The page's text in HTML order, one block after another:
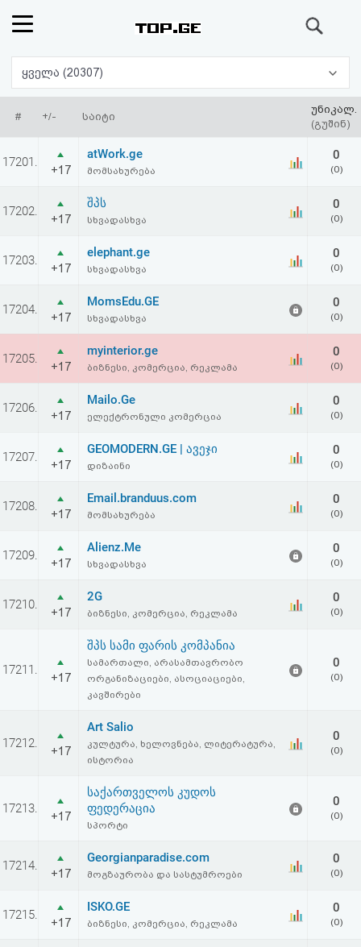
რეიტინგი
(მთავარი)
ფოსტა
პასუხი
ავტორიზაცია
რეგისტრაცია
აღდგენა
HTML
კოდი
შეთანხმება
და
უარყოფა
ყველა (20307)
# +/- საიტი
უნიკალ.
(გუშინ)
17201.
+17
atWork.ge
მომსახურება
0
(0)
17202.
+17
შპს
სხვადასხვა
0
(0)
17203.
+17
elephant.ge
სხვადასხვა
0
(0)
17204.
+17
MomsEdu.GE
სხვადასხვა
0
(0)
17205.
+17
myinterior.ge
ბიზნესი, კომერცია, რეკლამა
0
(0)
17206.
+17
Mailo.Ge
ელექტრონული კომერცია
0
(0)
17207.
+17
GEOMODERN.GE | ავეჯი
დიზაინი
0
(0)
17208.
+17
Email.branduus.com
მომსახურება
0
(0)
17209.
+17
Alienz.Me
სხვადასხვა
0
(0)
17210.
+17
2G
ბიზნესი, კომერცია, რეკლამა
0
(0)
17211.
+17
შპს სამი ფარის კომპანია
სამართალი, არასამთავრობო
ორგანიზაციები, ასოციაციები,
კავშირები
0
(0)
17212.
+17
Art Salio
კულტურა, ხელოვნება, ლიტერატურა,
ისტორია
0
(0)
17213.
+17
საქართველოს კუდოს
ფედერაცია
სპორტი
0
(0)
17214.
+17
Georgianparadise.com
მოგზაურობა და სასტუმროები
0
(0)
17215.
+17
ISKO.GE
ბიზნესი, კომერცია, რეკლამა
0
(0)